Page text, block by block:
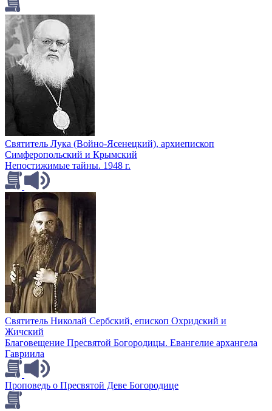
Святитель Лука (Войно-Ясенецкий), архиепископ
Симферопольский и Крымский
Непостижимые тайны. 1948 г.
Святитель Николай Сербский, епископ Охридский и
Жичский
Благовещение Пресвятой Богородицы. Евангелие архангела
Гавриила
Проповедь о Пресвятой Деве Богородице